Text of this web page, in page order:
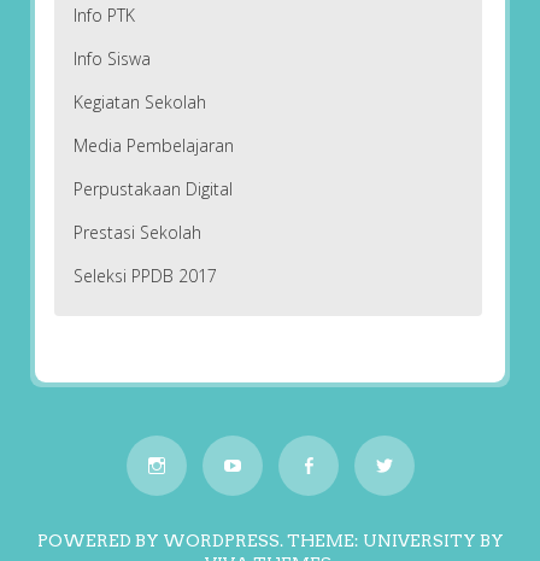
Info PTK
Info Siswa
Kegiatan Sekolah
Media Pembelajaran
Perpustakaan Digital
Prestasi Sekolah
Seleksi PPDB 2017
POWERED BY WORDPRESS.THEME: UNIVERSITY BY